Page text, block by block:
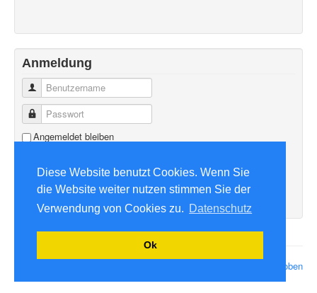
Diese Website benutzt Cookies. Wenn Sie
die Website weiter nutzen stimmen Sie der
Verwendung von Cookies zu. Datenschutz
Ok
Anmeldung
Benutzername
Passwort
Angemeldet bleiben
Benutzername vergessen?
Passwort vergessen?
Nach oben